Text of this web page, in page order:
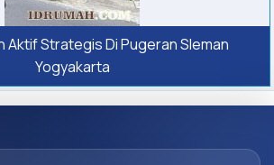
Aktif Strategis Di Pugeran Sleman
Yogyakarta